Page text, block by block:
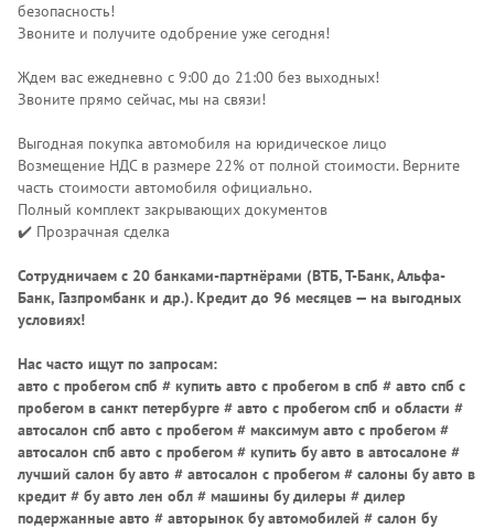
безопасность!
Звоните и получите одобрение уже сегодня!
Ждем вас ежедневно с 9:00 до 21:00 без выходных!
Звоните прямо сейчас, мы на связи!
Выгодная покупка автомобиля на юридическое лицо
Возмещение НДС в размере 22% от полной стоимости. Верните
часть стоимости автомобиля официально.
Полный комплект закрывающих документов
✔️ Прозрачная сделка
Сотрудничаем с 20 банками-партнёрами (ВТБ, Т-Банк, Альфа-
Банк, Газпромбанк и др.). Кредит до 96 месяцев — на выгодных
условиях!
Нас часто ищут по запросам:
авто с пробегом спб # купить авто с пробегом в спб # авто спб с
пробегом в санкт петербурге # авто с пробегом спб и области #
автосалон спб авто с пробегом # максимум авто с пробегом #
автосалон спб авто с пробегом # купить бу авто в автосалоне #
лучший салон бу авто # автосалон с пробегом # салоны бу авто в
кредит # бу авто лен обл # машины бу дилеры # дилер
подержанные авто # авторынок бу автомобилей # салон бу